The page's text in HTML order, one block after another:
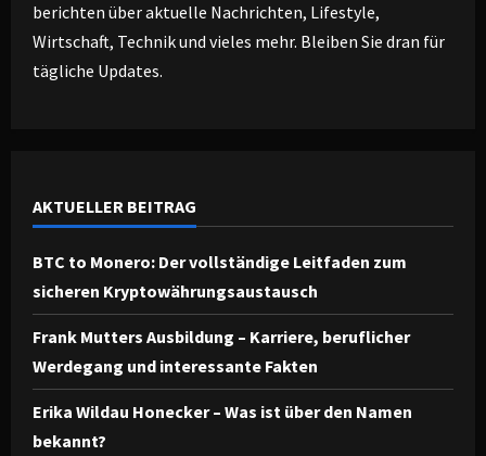
berichten über aktuelle Nachrichten, Lifestyle,
Wirtschaft, Technik und vieles mehr. Bleiben Sie dran für
tägliche Updates.
AKTUELLER BEITRAG
BTC to Monero: Der vollständige Leitfaden zum
sicheren Kryptowährungsaustausch
Frank Mutters Ausbildung – Karriere, beruflicher
Werdegang und interessante Fakten
Erika Wildau Honecker – Was ist über den Namen
bekannt?